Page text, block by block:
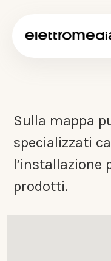
Sulla mappa
specializzati
l’installazione
prodotti.